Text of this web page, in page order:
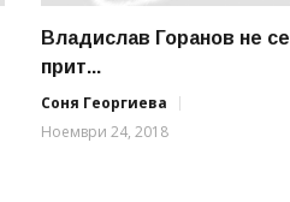
Владислав Горанов не се
прит...
Соня Георгиева
Ноември 24, 2018